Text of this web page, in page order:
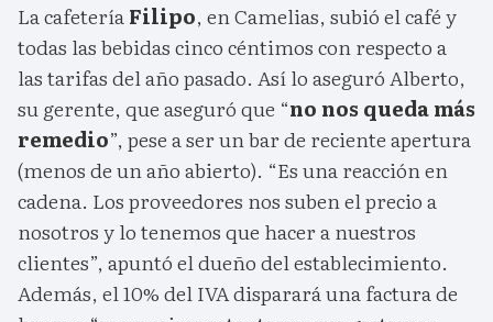
La cafeteríaFilipo, en Camelias, subió el café y
todas las bebidas cinco céntimos con respecto a
las tarifas del año pasado. Así lo aseguró Alberto,
su gerente, que aseguró que “no nos queda más
remedio”, pese a ser un bar de reciente apertura
(menos de un año abierto). “Es una reacción en
cadena. Los proveedores nos suben el precio a
nosotros y lo tenemos que hacer a nuestros
clientes”, apuntó el dueño del establecimiento.
Además, el 10% del IVA disparará una factura de